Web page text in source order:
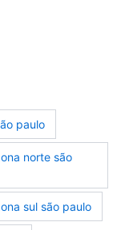
paulo
norte são
sul são paulo